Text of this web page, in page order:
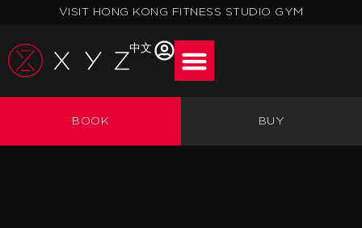
主
要
VISIT HONG KONG FITNESS STUDIO GYM
中文
BOOK BUY